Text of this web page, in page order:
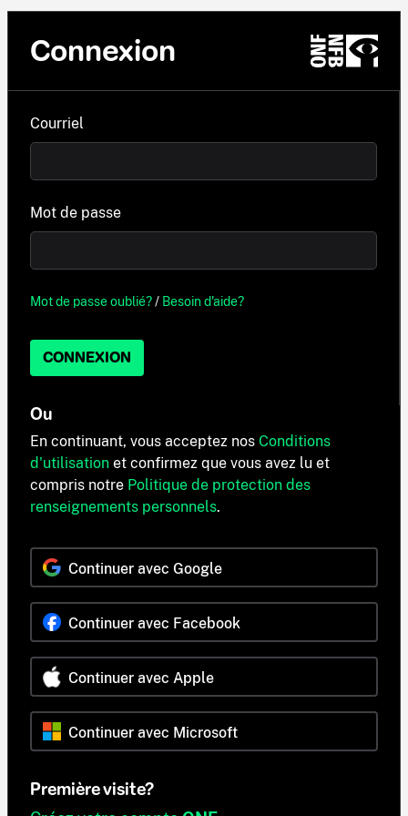
Connexion
Courriel
Mot de passe
Mot de passe oublié?/ Besoin d'aide?
CONNEXION
Ou
En continuant, vous acceptez nos Conditions
d'utilisation et confirmez que vous avez lu et
compris notre Politique de protection des
renseignements personnels.
Continuer avec Google
Continuer avec Facebook
Continuer avec Apple
Continuer avec Microsoft
Première visite?